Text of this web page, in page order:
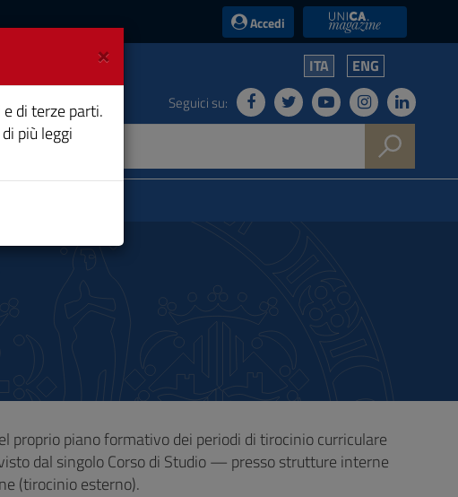
Accedi UniCA News
ITA ENG
Seguici su:
proprio piano formativo dei periodi di tirocinio curriculare
dal singolo Corso di Studio — presso strutture interne
(tirocinio esterno).
×
di terze parti.
più leggi